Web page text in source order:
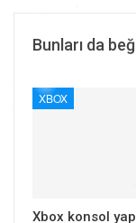
Bunları da
XBOX
Xbox konsol